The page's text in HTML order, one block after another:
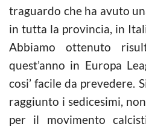
traguardo che ha avuto
in tutta la provincia, in
Abbiamo ottenuto
quest’anno in Europa
cosi’ facile da prevedere.
raggiunto i sedicesimi,
per il movimento